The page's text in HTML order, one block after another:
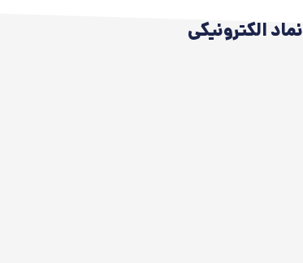
نماد الکترونیکی